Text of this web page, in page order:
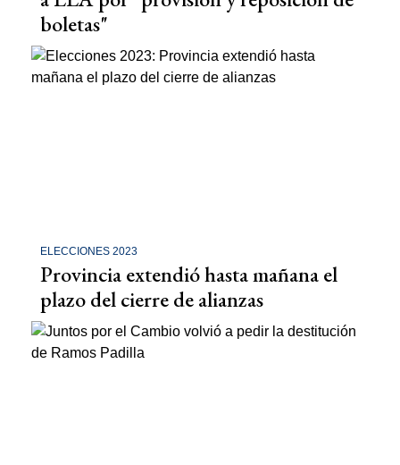
boletas"
ELECCIONES 2023
Provincia extendió hasta mañana el
plazo del cierre de alianzas